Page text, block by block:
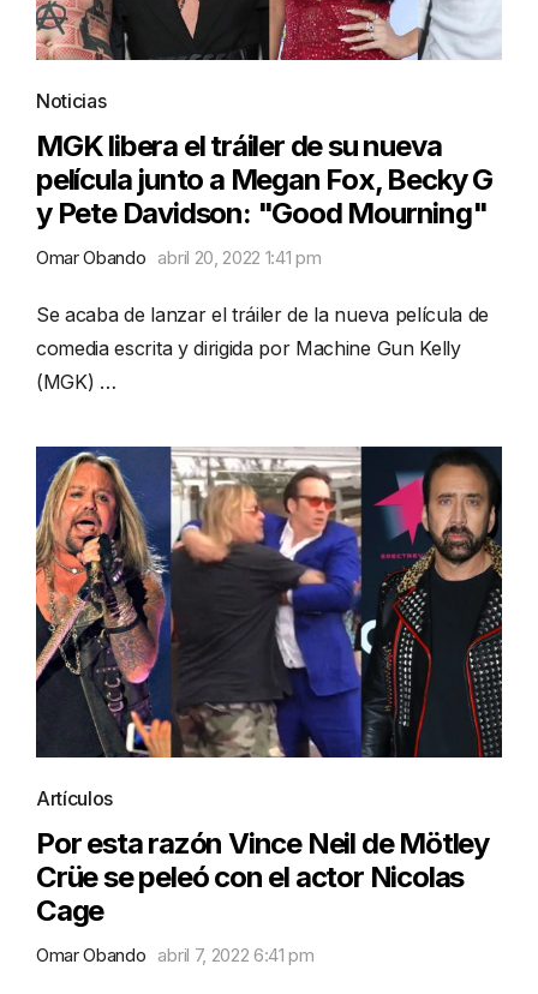
Noticias
MGK libera el tráiler de su nueva
película junto a Megan Fox, Becky G
y Pete Davidson: "Good Mourning"
Omar Obando abril 20, 2022 1:41 pm
Se acaba de lanzar el tráiler de la nueva película de
comedia escrita y dirigida por Machine Gun Kelly
(MGK) …
Artículos
Por esta razón Vince Neil de Mötley
Crüe se peleó con el actor Nicolas
Cage
Omar Obando abril 7, 2022 6:41 pm